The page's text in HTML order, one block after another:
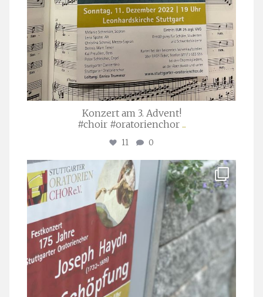
Konzert am 3. Advent!
#choir #oratorienchor ...
11 0
stuttgarter_oratorienchor
Juli 23